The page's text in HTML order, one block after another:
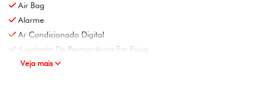
Air Bag
Alarme
Ar Condicionado Digital
Assistente De Permanência Em Faixa
Veja mais